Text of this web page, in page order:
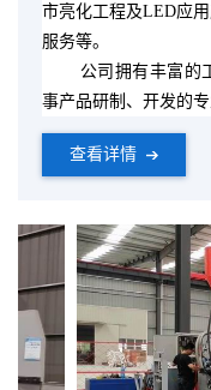
市亮化工程及LED应
服务等。
公司拥有丰富的
事产品研制、开发的
太阳能路灯、LED路
灯、太阳能电池板、
公司的产品广泛
园林景观照明、自动
同客户的使用要求，
客户的方案需求量身
化、规模化发展道路
可再生能源行业的先
查看详情